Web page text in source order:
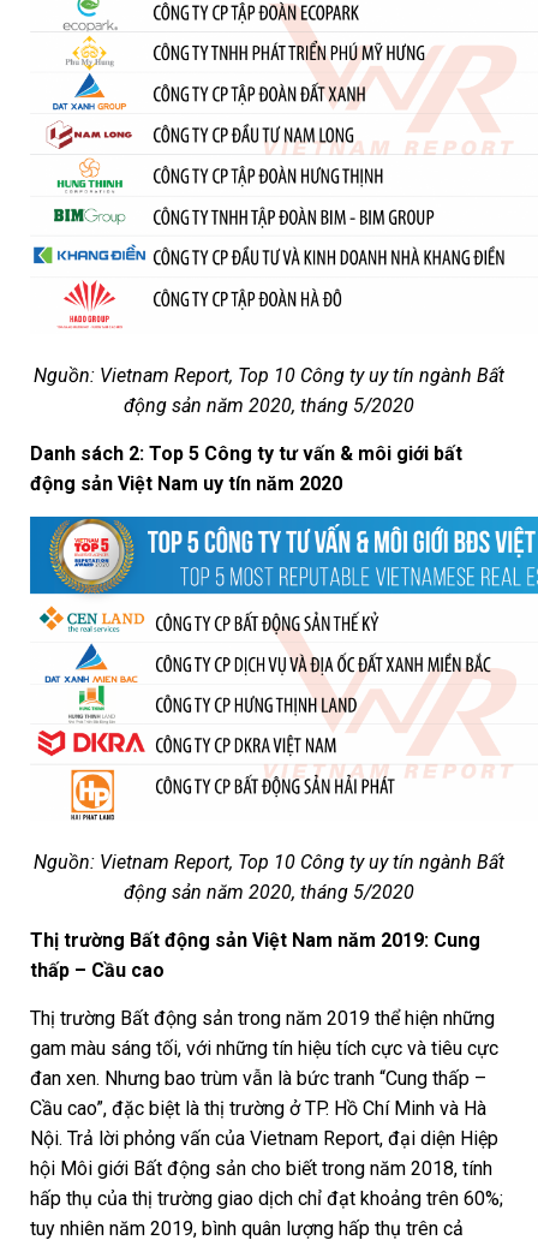
Nguồn: Vietnam Report, Top 10 Công ty uy tín ngành Bất
động sản năm 2020, tháng 5/2020
Danh sách 2: Top 5 Công ty tư vấn & môi giới bất
động sản Việt Nam uy tín năm 2020
Nguồn: Vietnam Report, Top 10 Công ty uy tín ngành Bất
động sản năm 2020, tháng 5/2020
Thị trường Bất động sản Việt Nam năm 2019: Cung
thấp – Cầu cao
Thị trường Bất động sản trong năm 2019 thể hiện những
gam màu sáng tối, với những tín hiệu tích cực và tiêu cực
đan xen. Nhưng bao trùm vẫn là bức tranh “Cung thấp –
Cầu cao”, đặc biệt là thị trường ở TP. Hồ Chí Minh và Hà
Nội. Trả lời phỏng vấn của Vietnam Report, đại diện Hiệp
hội Môi giới Bất động sản cho biết trong năm 2018, tính
hấp thụ của thị trường giao dịch chỉ đạt khoảng trên 60%;
tuy nhiên năm 2019, bình quân lượng hấp thụ trên cả